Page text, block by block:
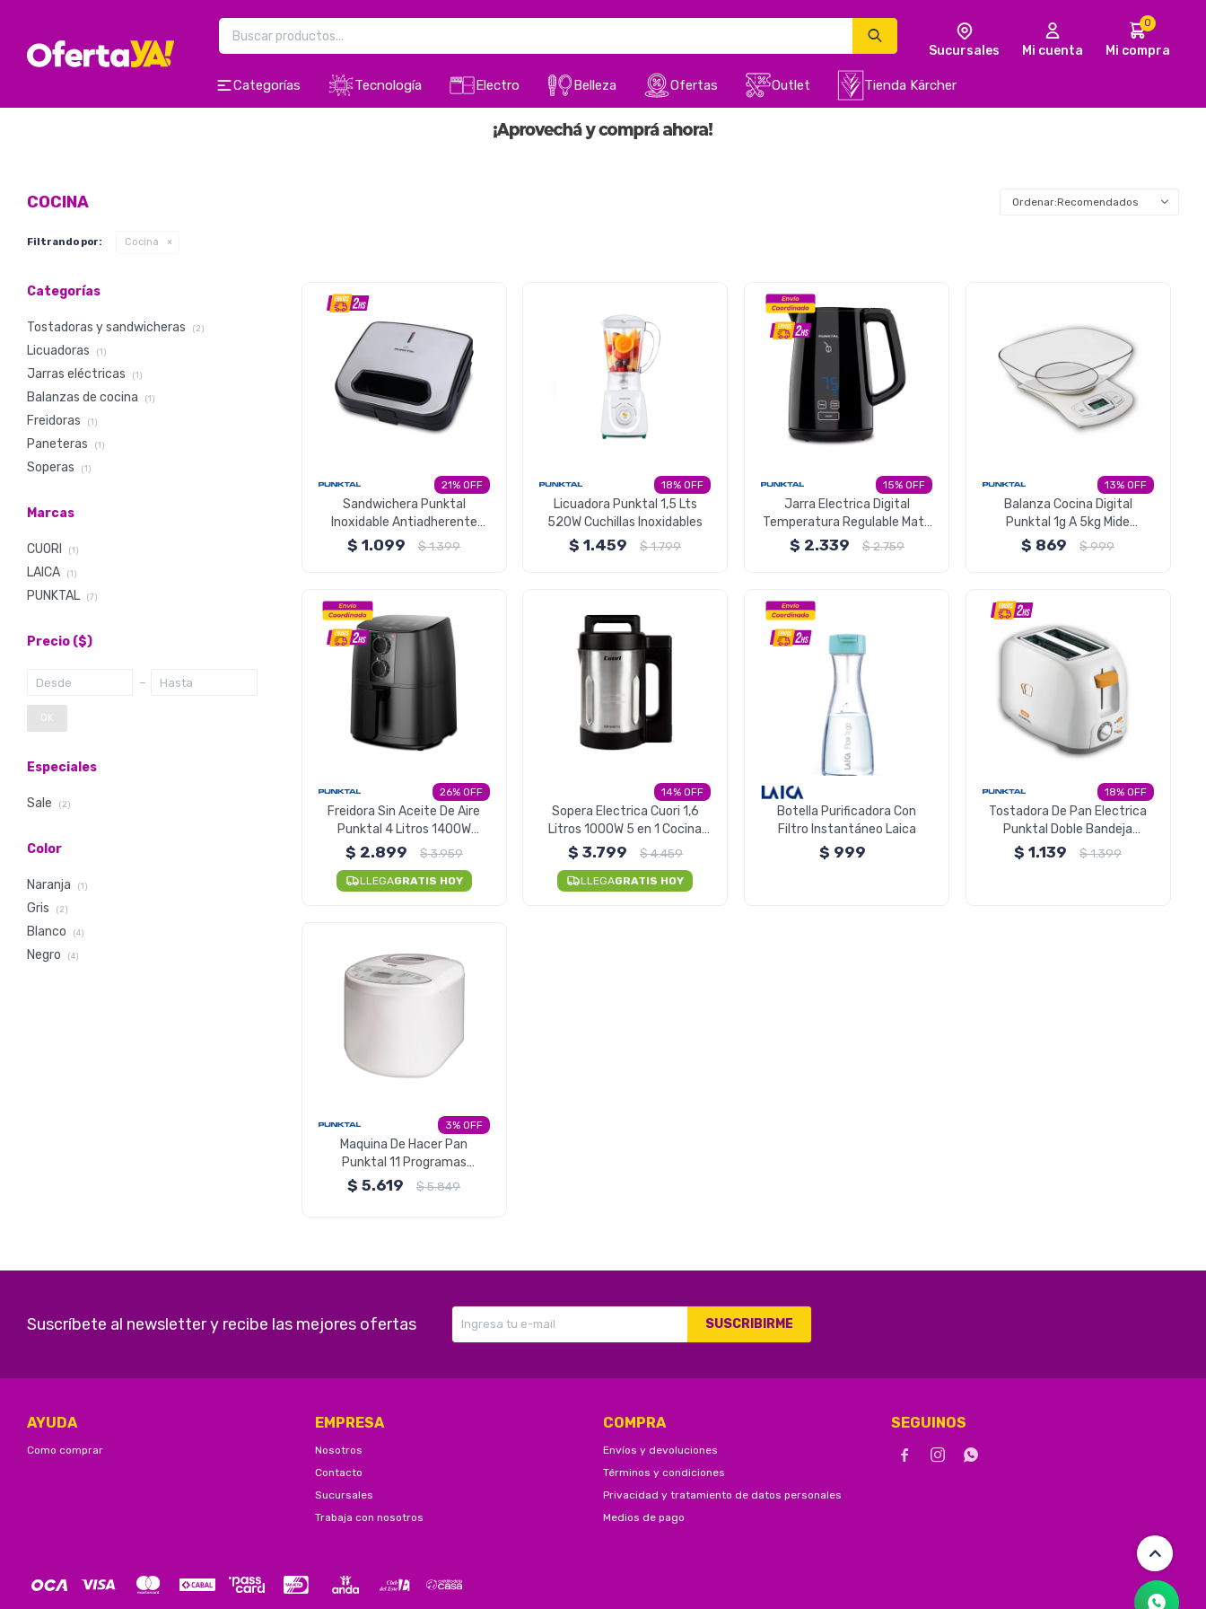
Categorías Tecnología Electro Belleza Ofertas Outlet Tienda Kärcher
0
COCINA Recomendados
Filtrando por: Cocina
21
Sandwichera Punktal
Inoxidable Antiadherente
750W
$ 1.099 $1.399
18
Licuadora Punktal 1,5 Lts
520W Cuchillas Inoxidables
$ 1.459 $1.799
15
Jarra Electrica Digital
Temperatura Regulable Mate
Punktal
$ 2.339 $2.759
13
Balanza Cocina Digital
Punktal 1g A 5kg Mide
Volumen Liquido
$ 869 $999
26
Freidora Sin Aceite De Aire
Punktal 4 Litros 1400W
Airfryer
$ 2.899 $3.959
LLEGAGRATIS HOY
14
Sopera Electrica Cuori 1,6
Litros 1000W 5 en 1 Cocina
Licua Hierve
$ 3.799 $4.459
LLEGAGRATIS HOY
Botella Purificadora Con
Filtro Instantáneo Laica
$ 999
18
Tostadora De Pan Electrica
Punktal Doble Bandeja
Funcion Recalentar y Tostar
$ 1.139 $1.399
3
Maquina De Hacer Pan
Punktal 11 Programas
Panetera
$ 5.619 $5.849
Categorías
Tostadoras y sandwicheras (2)
Licuadoras (1)
Jarras eléctricas (1)
Balanzas de cocina (1)
Freidoras (1)
Paneteras (1)
Soperas (1)
Marcas
CUORI (1)
LAICA (1)
PUNKTAL (7)
Precio ($)
OK
Especiales
Sale (2)
Color
Naranja (1)
Gris (2)
Blanco (4)
Negro (4)
Suscríbete al newsletter y recibe las mejores ofertas SUSCRIBIRME
AYUDA
Como comprar
EMPRESA
Nosotros
Contacto
Sucursales
Trabaja con nosotros
COMPRA
Envíos y devoluciones
Términos y condiciones
Privacidad y tratamiento de datos personales
Medios de pago
SEGUINOS
  